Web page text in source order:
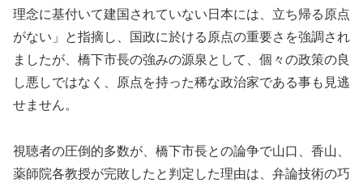
理念に基付いて建国されていない日本には、立ち帰る原点
がない」と指摘し、国政に於ける原点の重要さを強調され
ましたが、橋下市長の強みの源泉として、個々の政策の良
し悪しではなく、原点を持った稀な政治家である事も見逃
せません。
視聴者の圧倒的多数が、橋下市長との論争で山口、香山、
薬師院各教授が完敗したと判定した理由は、弁論技術の巧